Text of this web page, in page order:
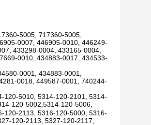
5005, 717360-5005,
0007, 446905-0010, 446249-
433298-0004, 433165-0004,
0010, 434883-0017, 434533-
0001, 434883-0001,
0018, 449587-0001, 740244-
120-5010, 5314-120-2101, 5314-
120-5002,5314-120-5006,
120-2113, 5316-120-5000, 5316-
120-2113, 5327-120-2117,